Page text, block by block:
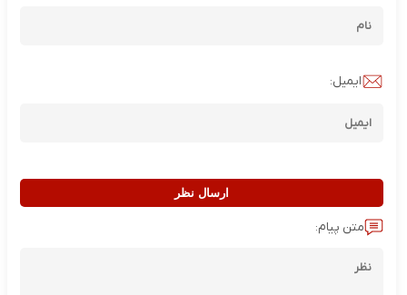
ایمیل:
ارسال نظر
متن پیام: